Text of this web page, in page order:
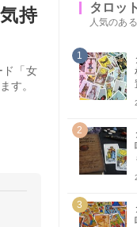
持
ド「女
す。
タロッ
人気のあ
1
2
3